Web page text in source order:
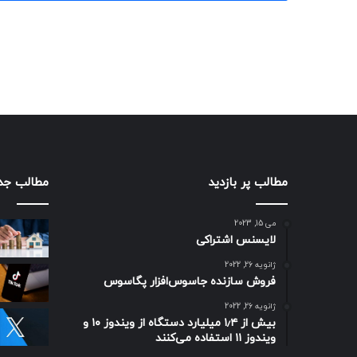
مطالب پر بازدید
می 15, 2023
لایسنس اشتراکی
ژانویه 26, 2022
فروش سازنده جاسوس‌افزار پگاسوس
ژانویه 26, 2022
بیش از ۱٫۴ میلیارد دستگاه از ویندوز ۱۰ و
ویندوز ۱۱ استفاده می‌کنند
مطالب